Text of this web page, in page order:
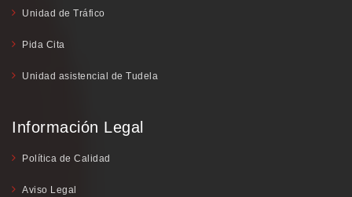
Unidad de Tráfico
Pida Cita
Unidad asistencial de Tudela
Información Legal
Política de Calidad
Aviso Legal